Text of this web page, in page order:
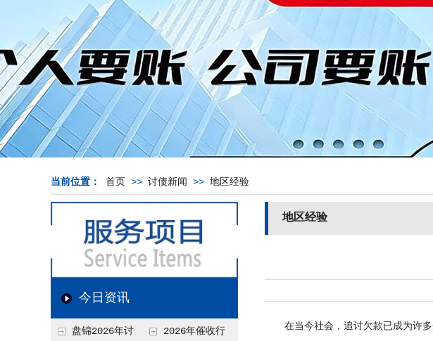
当前位置： 首页 >> 讨债新闻 >> 地区经验
今日资讯
盘锦2026年讨 2026年催收行
地区经验
在当今社会，追讨欠款已成为许多